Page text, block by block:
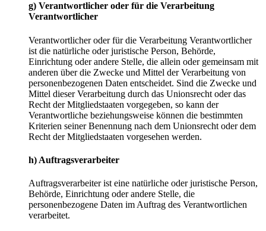
g) Verantwortlicher oder für die Verarbeitung
Verantwortlicher
Verantwortlicher oder für die Verarbeitung Verantwortlicher
ist die natürliche oder juristische Person, Behörde,
Einrichtung oder andere Stelle, die allein oder gemeinsam mit
anderen über die Zwecke und Mittel der Verarbeitung von
personenbezogenen Daten entscheidet. Sind die Zwecke und
Mittel dieser Verarbeitung durch das Unionsrecht oder das
Recht der Mitgliedstaaten vorgegeben, so kann der
Verantwortliche beziehungsweise können die bestimmten
Kriterien seiner Benennung nach dem Unionsrecht oder dem
Recht der Mitgliedstaaten vorgesehen werden.
h) Auftragsverarbeiter
Auftragsverarbeiter ist eine natürliche oder juristische Person,
Behörde, Einrichtung oder andere Stelle, die
personenbezogene Daten im Auftrag des Verantwortlichen
verarbeitet.